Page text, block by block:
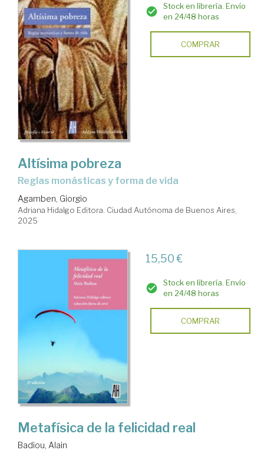
Stock en librería. Envío
en 24/48 horas
COMPRAR
Altísima pobreza
Reglas monásticas y forma de vida
Agamben, Giorgio
Adriana Hidalgo Editora. Ciudad Autónoma de Buenos Aires,
2025
15,50 €
Stock en librería. Envío
en 24/48 horas
COMPRAR
Metafísica de la felicidad real
Badiou, Alain